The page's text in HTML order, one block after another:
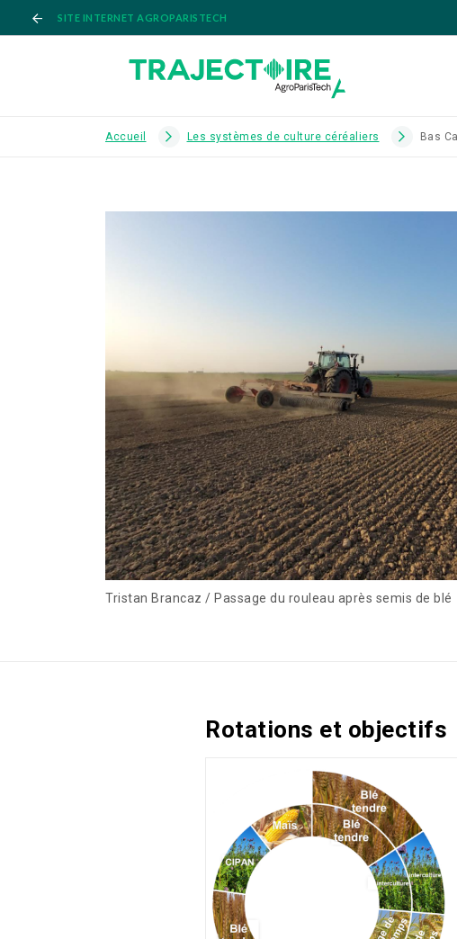
SITE INTERNET AGROPARISTECH
Accueil Les systèmes de culture céréaliers Bas
Tristan Brancaz / Passage du rouleau après semis de blé
Rotations et objectifs